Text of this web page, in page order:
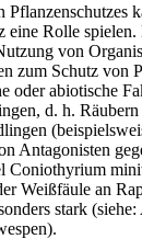
Pflanzenschutzes
eine Rolle spielen.
von
zum Schutz von
oder abiotische
d. h. Räubern
Antagonisten
Coniothyrium
Weißfäule an
stark